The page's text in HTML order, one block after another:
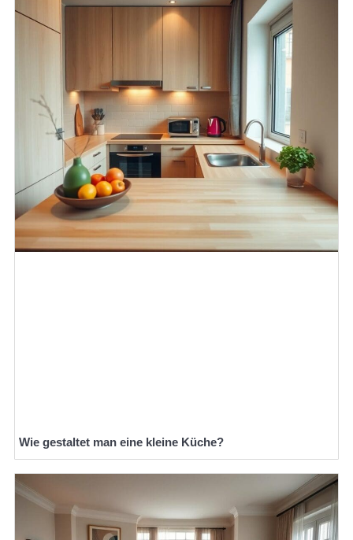
Wie gestaltet man eine kleine Küche?